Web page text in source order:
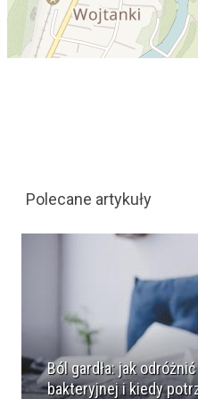
Polecane artykuły
Ból gardła: jak
bakteryjnej i kiedy